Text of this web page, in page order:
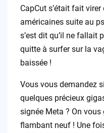
CapCut s’était fait
américaines suite au
s’est dit qu’il ne fallait
quitte à surfer sur la
baissée !
Vous vous demandez
quelques précieux
signée Meta ? On
flambant neuf ! Une